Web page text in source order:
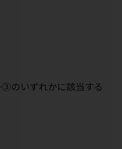
のいずれかに該当する